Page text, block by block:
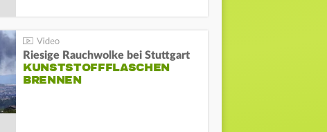
Riesige Rauchwolke bei Stuttgart
KUNSTSTOFFFLASCHEN
BRENNEN